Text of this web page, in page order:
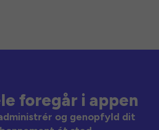
foregår i appen
og genopfyld dit